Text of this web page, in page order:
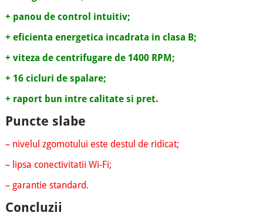
+ panou de control intuitiv;
+ eficienta energetica incadrata in clasa B;
+ viteza de centrifugare de 1400 RPM;
+ 16 cicluri de spalare;
+ raport bun intre calitate si pret.
Puncte slabe
– nivelul zgomotului este destul de ridicat;
– lipsa conectivitatii Wi-Fi;
– garantie standard.
Concluzii